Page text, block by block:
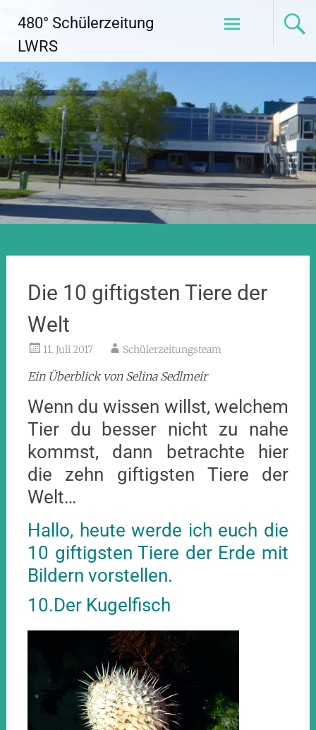
Inhalt
springen
480° Schülerzeitung
LWRS
Die 10 giftigsten Tiere der
Welt
11. Juli 2017 Schülerzeitungsteam
Ein Überblick von Selina Sedlmeir
Wenn du wissen willst, welchem
Tier du besser nicht zu nahe
kommst, dann betrachte hier
die zehn giftigsten Tiere der
Welt…
Hallo, heute werde ich euch die
10 giftigsten Tiere der Erde mit
Bildern vorstellen.
10.Der Kugelfisch